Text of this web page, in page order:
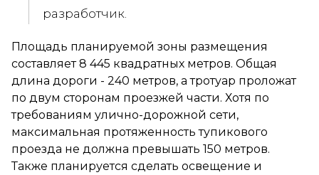
разработчик.
Площадь планируемой зоны размещения
составляет 8 445 квадратных метров. Общая
длина дороги - 240 метров, а тротуар проложат
по двум сторонам проезжей части. Хотя по
требованиям улично-дорожной сети,
максимальная протяженность тупикового
проезда не должна превышать 150 метров.
Также планируется сделать освещение и